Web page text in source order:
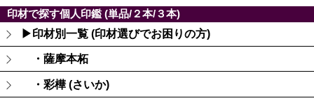
印材で探す個人印鑑 (単品/２本/３本)
▶印材別一覧 (印材選びでお困りの方)
・薩摩本柘
・彩樺 (さいか)